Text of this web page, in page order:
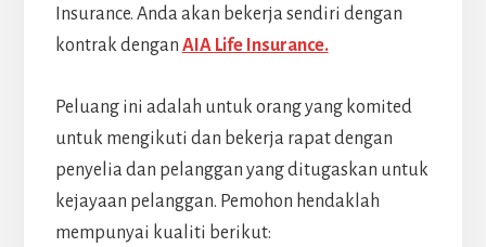
Insurance. Anda akan bekerja sendiri dengan
kontrak dengan AIA Life Insurance.
Peluang ini adalah untuk orang yang komited
untuk mengikuti dan bekerja rapat dengan
penyelia dan pelanggan yang ditugaskan untuk
kejayaan pelanggan. Pemohon hendaklah
mempunyai kualiti berikut: